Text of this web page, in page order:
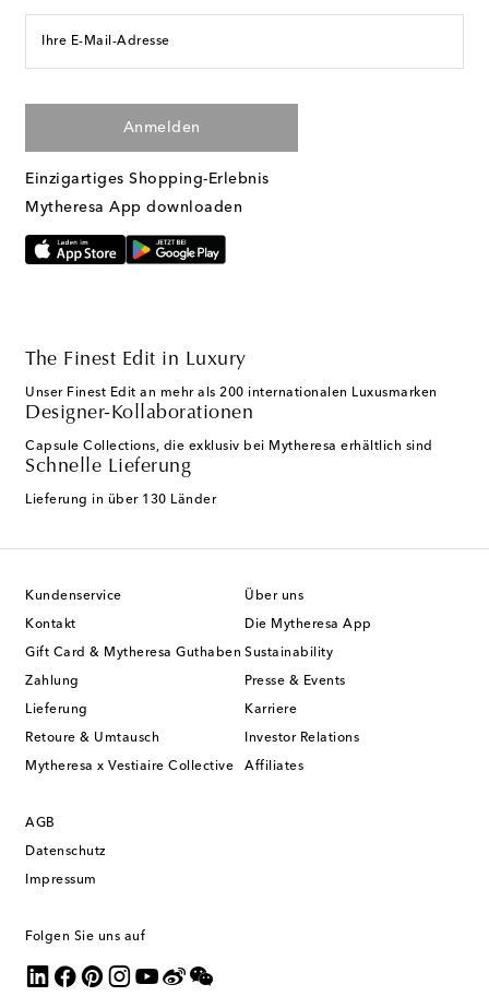
Ihre E-Mail-Adresse
Anmelden
Einzigartiges Shopping-Erlebnis
Mytheresa App downloaden
The Finest Edit in Luxury
Unser Finest Edit an mehr als 200 internationalen Luxusmarken
Designer-Kollaborationen
Capsule Collections, die exklusiv bei Mytheresa erhältlich sind
Schnelle Lieferung
Lieferung in über 130 Länder
Kundenservice
Kontakt
Gift Card & Mytheresa Guthaben
Zahlung
Lieferung
Retoure & Umtausch
Mytheresa x Vestiaire Collective
Über uns
Die Mytheresa App
Sustainability
Presse & Events
Karriere
Investor Relations
Affiliates
AGB
Datenschutz
Impressum
Folgen Sie uns auf